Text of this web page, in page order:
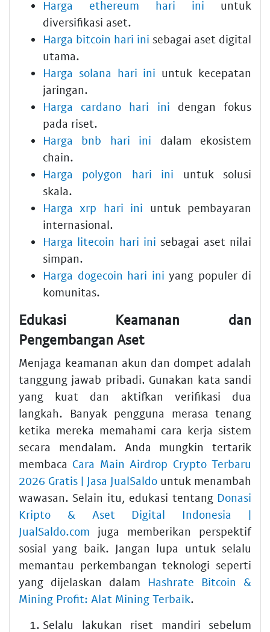
Harga ethereum hari ini untuk
diversifikasi aset.
Harga bitcoin hari ini sebagai aset digital
utama.
Harga solana hari ini untuk kecepatan
jaringan.
Harga cardano hari ini dengan fokus
pada riset.
Harga bnb hari ini dalam ekosistem
chain.
Harga polygon hari ini untuk solusi
skala.
Harga xrp hari ini untuk pembayaran
internasional.
Harga litecoin hari ini sebagai aset nilai
simpan.
Harga dogecoin hari ini yang populer di
komunitas.
Edukasi Keamanan dan
Pengembangan Aset
Menjaga keamanan akun dan dompet adalah
tanggung jawab pribadi. Gunakan kata sandi
yang kuat dan aktifkan verifikasi dua
langkah. Banyak pengguna merasa tenang
ketika mereka memahami cara kerja sistem
secara mendalam. Anda mungkin tertarik
membaca Cara Main Airdrop Crypto Terbaru
2026 Gratis | Jasa JualSaldo untuk menambah
wawasan. Selain itu, edukasi tentang Donasi
Kripto & Aset Digital Indonesia |
JualSaldo.com juga memberikan perspektif
sosial yang baik. Jangan lupa untuk selalu
memantau perkembangan teknologi seperti
yang dijelaskan dalam Hashrate Bitcoin &
Mining Profit: Alat Mining Terbaik.
Selalu lakukan riset mandiri sebelum